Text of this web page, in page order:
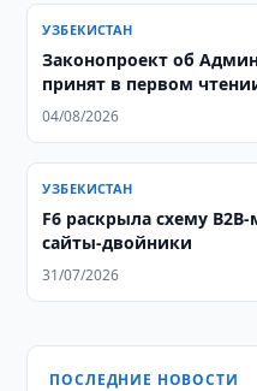
УЗБЕКИСТАН
Законопроект об
принят в первом
04/08/2026
УЗБЕКИСТАН
F6 раскрыла схему
сайты-двойники
31/07/2026
ПОСЛЕДНИЕ НОВОСТИ